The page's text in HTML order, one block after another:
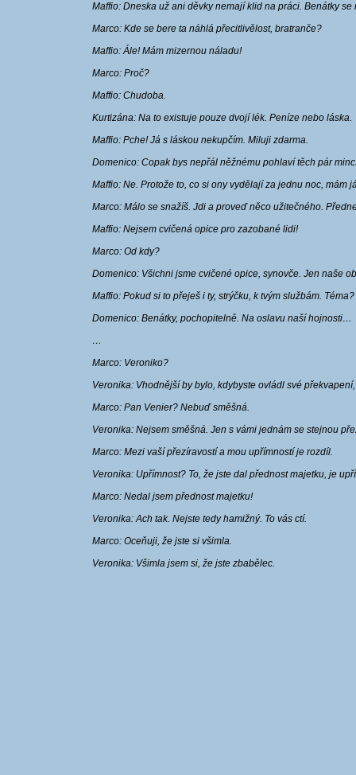
Maffio: Dneska už ani děvky nemají klid na práci. Benátky
Marco: Kde se bere ta náhlá přecitlivělost, bratranče?
Maffio: Ále! Mám mizernou náladu!
Marco: Proč?
Maffio: Chudoba.
Kurtizána: Na to existuje pouze dvojí lék. Peníze nebo láska.
Maffio: Pche! Já s láskou nekupčím. Miluji zdarma.
Domenico: Copak bys nepřál něžnému pohlaví těch pár
Maffio: Ne. Protože to, co si ony vydělají za jednu noc, mám
Marco: Málo se snažíš. Jdi a proveď něco užitečného.
Maffio: Nejsem cvičená opice pro zazobané lidi!
Marco: Od kdy?
Domenico: Všichni jsme cvičené opice, synovče. Jen naše
Maffio: Pokud si to přeješ i ty, strýčku, k tvým službám. Téma?
Domenico: Benátky, pochopitelně. Na oslavu naší hojnosti…
…
Marco: Veroniko?
Veronika: Vhodnější by bylo, kdybyste ovládl své
Marco: Pan Venier? Nebuď směšná.
Veronika: Nejsem směšná. Jen s vámi jednám se stejnou
Marco: Mezi vaší přezíravostí a mou upřímností je rozdíl.
Veronika: Upřímnost? To, že jste dal přednost majetku, je
Marco: Nedal jsem přednost majetku!
Veronika: Ach tak. Nejste tedy hamižný. To vás ctí.
Marco: Oceňuji, že jste si všimla.
Veronika: Všimla jsem si, že jste zbabělec.